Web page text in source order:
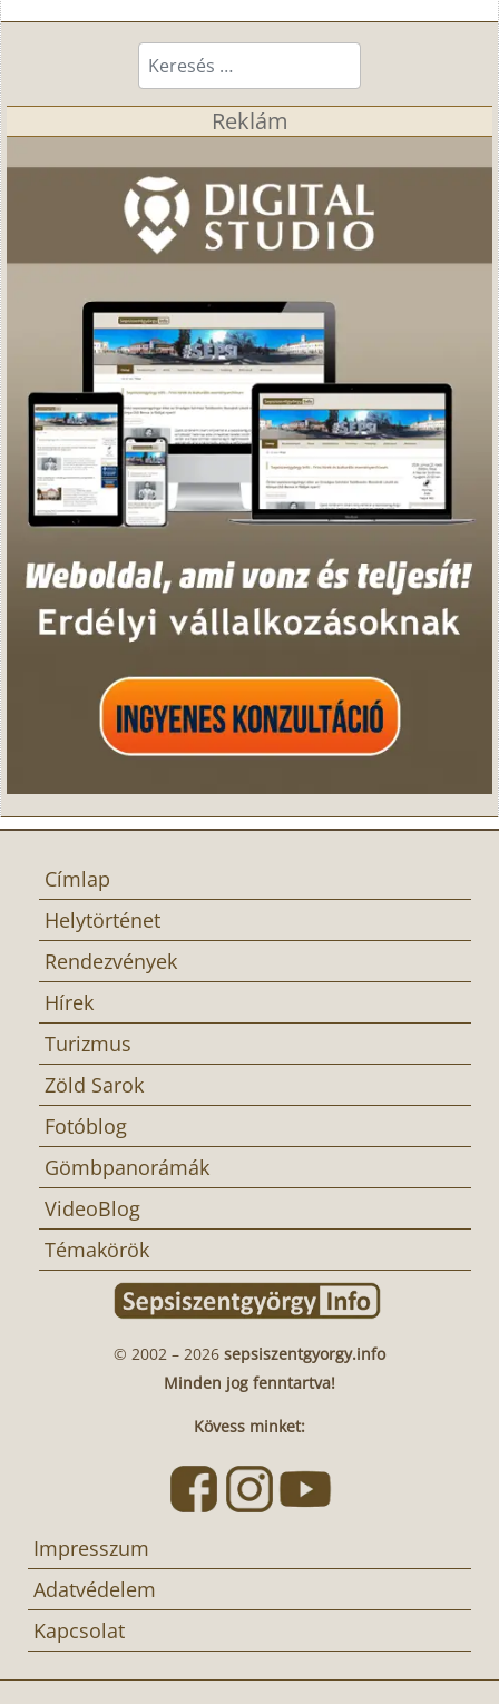
Keresés...
Reklám
Címlap
Helytörténet
Rendezvények
Hírek
Turizmus
Zöld Sarok
Fotóblog
Gömbpanorámák
VideoBlog
Témakörök
© 2002 – 2026 sepsiszentgyorgy.info
Minden jog fenntartva!
Kövess minket:
Impresszum
Adatvédelem
Kapcsolat